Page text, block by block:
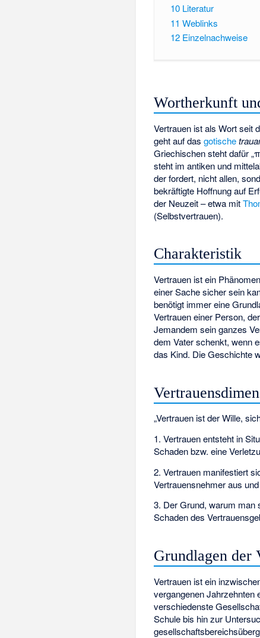
10 Literatur
11 Weblinks
12 Einzelnachweise
Wortherkunft
Vertrauen ist als Wort seit
geht auf dasgotische
Griechischen steht dafür
steht im antiken und
der fordert, nicht allen,
bekräftigte Hoffnung auf
der Neuzeit – etwa mit
(Selbstvertrauen).
Charakteristik
Vertrauen ist ein
einer Sache sicher sein
benötigt immer eine
Vertrauen einer Person,
Jemandem sein ganzes
dem Vater schenkt, wenn
das Kind. Die Geschichte
„Vertrauen ist der Wille,
1. Vertrauen entsteht in
Schaden bzw. eine
2. Vertrauen manifestiert
Vertrauensnehmer aus
3. Der Grund, warum man
Schaden des
Grundlagen der
Vertrauen ist ein
vergangenen Jahrzehnten
verschiedenste
Schule bis hin zur